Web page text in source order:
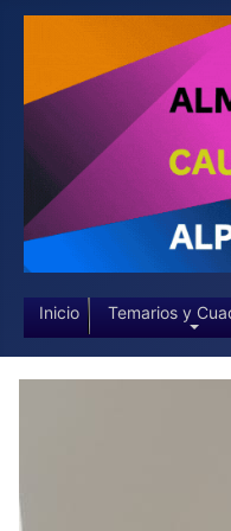
Inicio Temarios y